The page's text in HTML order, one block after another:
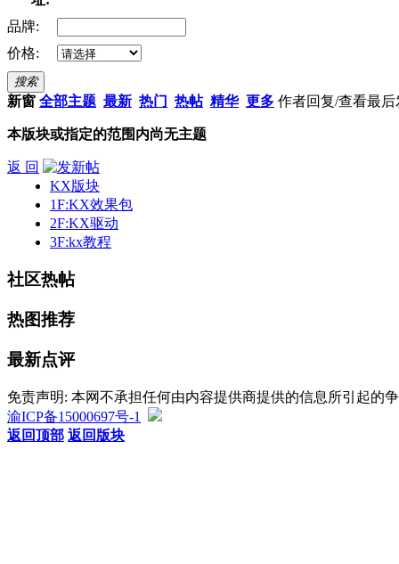
品牌:
价格:
搜索
新窗 全部主题 最新 热门 热帖 精华 更多 作者回复/查看最后
本版块或指定的范围内尚无主题
返 回
KX版块
1F:KX效果包
2F:KX驱动
3F:kx教程
社区热帖
热图推荐
最新点评
免责声明: 本网不承担任何由内容提供商提供的信息所引起的
渝ICP备15000697号-1
返回顶部 返回版块